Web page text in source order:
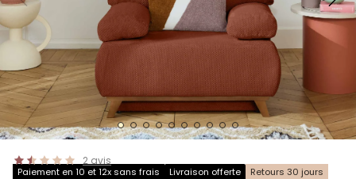
2 avis
Paiement en 10 et 12x sans frais Livraison offerte Retours 30 jours